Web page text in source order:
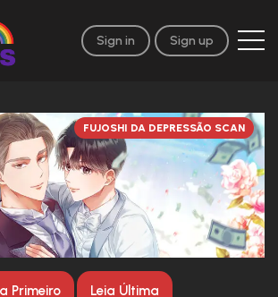
Sign in Sign up
FUJOSHI DA DEPRESSÃO SCAN
Primeiro Leia Última